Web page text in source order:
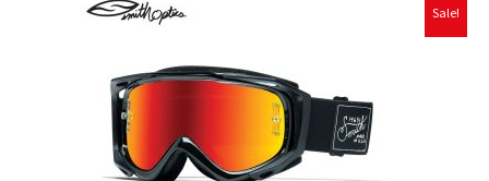
Sale!